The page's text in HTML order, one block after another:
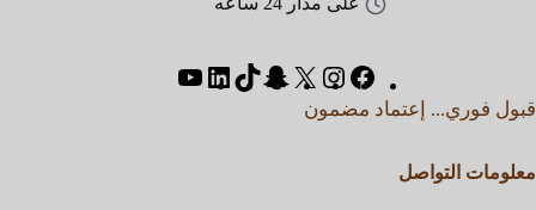
قبول فوري... إعتماد مضمون
معلومات التواصل